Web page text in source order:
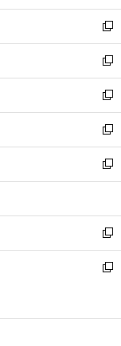
開
く
ウ
で
開
く
ン
ド
ウ
で
開
く
ウ
ィ
ン
ド
ウ
で
開
く
新
し
い
ウ
ィ
ン
ド
ウ
で
開
新
し
い
ウ
ィ
ン
ド
ウ
開
く
新
し
い
ウ
ィ
ン
ウ
で
開
く
新
し
い
ウ
ン
ド
ウ
で
新
し
ウ
ィ
ン
ド
開
新
し
い
ン
新
ウ